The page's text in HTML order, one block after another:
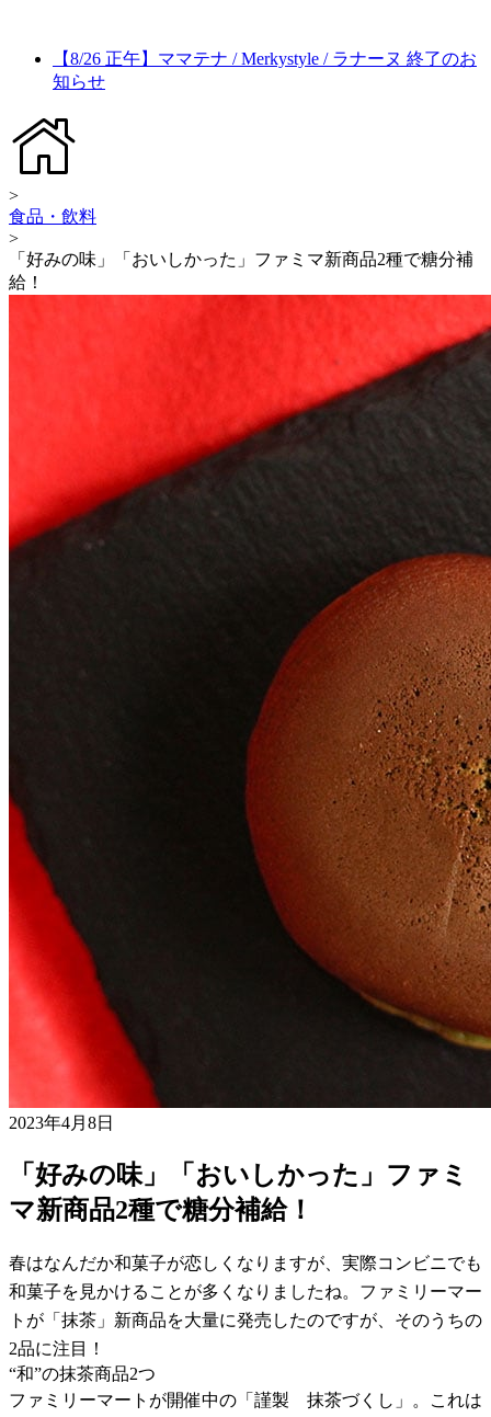
【8/26 正午】ママテナ / Merkystyle / ラナーヌ 終了のお
知らせ
>
食品・飲料
>
「好みの味」「おいしかった」ファミマ新商品2種で糖分補
給！
2023年4月8日
「好みの味」「おいしかった」ファミ
マ新商品2種で糖分補給！
春はなんだか和菓子が恋しくなりますが、実際コンビニでも
和菓子を見かけることが多くなりましたね。ファミリーマー
トが「抹茶」新商品を大量に発売したのですが、そのうちの
2品に注目！
“和”の抹茶商品2つ
ファミリーマートが開催中の「謹製 抹茶づくし」。これは